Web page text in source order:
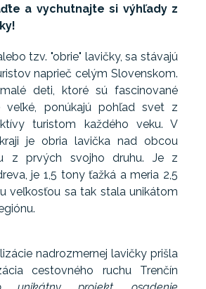
a vychutnajte si výhľady z
tzv. "obrie" lavičky, sa stávajú
naprieč celým Slovenskom.
deti, ktoré sú fascinované
ponúkajú pohľad svet z
turistom každého veku. V
je obria lavička nad obcou
z prvých svojho druhu. Je z
je 1,5 tony ťažká a meria 2,5
veľkosťou sa tak stala unikátom
nadrozmernej lavičky prišla
cestovného ruchu Trenčín